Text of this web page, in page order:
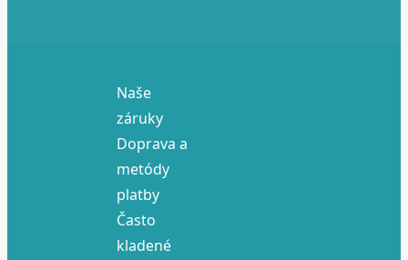
Naše
záruky
Doprava a
metódy
platby
Často
kladené